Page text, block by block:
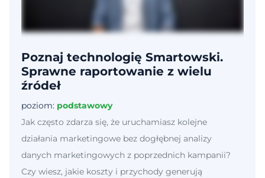
Poznaj technologię Smartowski.
Sprawne raportowanie z wielu
źródeł
poziom: podstawowy
Jak często zdarza się, że uruchamiasz kolejne
działania marketingowe bez dogłębnej analizy
danych marketingowych z poprzednich kampanii?
Czy wiesz, jakie koszty i przychody generują